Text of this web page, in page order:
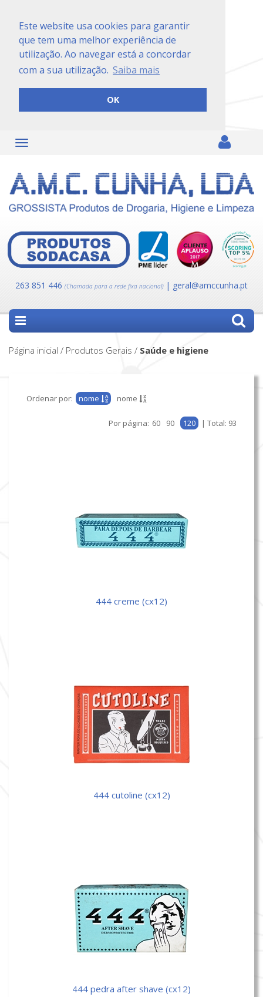
Este website usa cookies para garantir
que tem uma melhor experiência de
utilização. Ao navegar está a concordar
com a sua utilização. Saiba mais
OK
263 851 446 (Chamada para a rede fixa nacional) | geral@amccunha.pt
Página inicial / Produtos Gerais / saúde e higiene
Ordenar por: nome nome
Por página: 60 90 120 | Total: 93
444 creme (cx12)
444 cutoline (cx12)
444 pedra after shave (cx12)